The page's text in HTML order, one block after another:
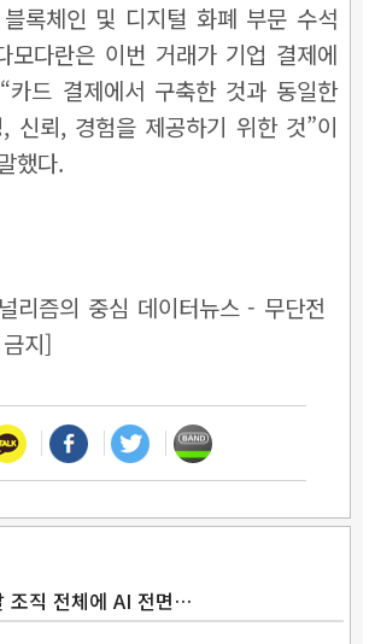
록체인 및 디지털 화폐 부문 수석
모다란은 이번 거래가 기업 결제에
카드 결제에서 구축한 것과 동일한
신뢰, 경험을 제공하기 위한 것”이
했다.
리즘의 중심 데이터뉴스 - 무단전
지]
조직 전체에 AI 전면…